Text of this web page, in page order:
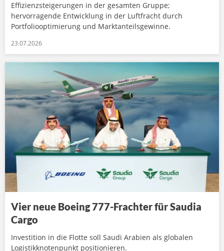
Effizienzsteigerungen in der gesamten Gruppe;
hervorragende Entwicklung in der Luftfracht durch
Portfoliooptimierung und Marktanteilsgewinne.
23.07.2026
Vier neue Boeing 777-Frachter für Saudia
Cargo
Investition in die Flotte soll Saudi Arabien als globalen
Logistikknotenpunkt positionieren.